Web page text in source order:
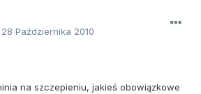
28 Października 2010
na szczepieniu, jakieś obowiązkowe